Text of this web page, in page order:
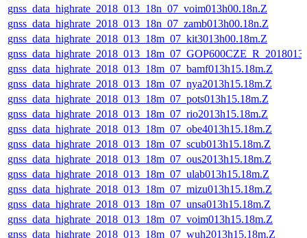
gnss_data_highrate_2018_013_18n_07_voim013h00.18n.Z
gnss_data_highrate_2018_013_18n_07_zamb013h00.18n.Z
gnss_data_highrate_2018_013_18m_07_kit3013h00.18m.Z
gnss_data_highrate_2018_013_18m_07_bamf013h15.18m.Z
gnss_data_highrate_2018_013_18m_07_nya2013h15.18m.Z
gnss_data_highrate_2018_013_18m_07_pots013h15.18m.Z
gnss_data_highrate_2018_013_18m_07_rio2013h15.18m.Z
gnss_data_highrate_2018_013_18m_07_obe4013h15.18m.Z
gnss_data_highrate_2018_013_18m_07_scub013h15.18m.Z
gnss_data_highrate_2018_013_18m_07_ous2013h15.18m.Z
gnss_data_highrate_2018_013_18m_07_ulab013h15.18m.Z
gnss_data_highrate_2018_013_18m_07_mizu013h15.18m.Z
gnss_data_highrate_2018_013_18m_07_unsa013h15.18m.Z
gnss_data_highrate_2018_013_18m_07_voim013h15.18m.Z
gnss_data_highrate_2018_013_18m_07_wuh2013h15.18m.Z